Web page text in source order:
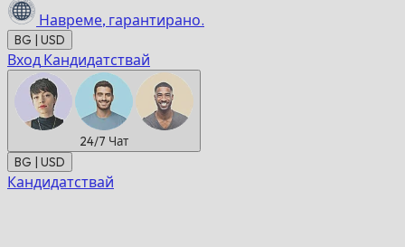
Навреме, гарантирано.
BG | USD
Вход Кандидатствай
24/7 Чат
BG | USD
Кандидатствай